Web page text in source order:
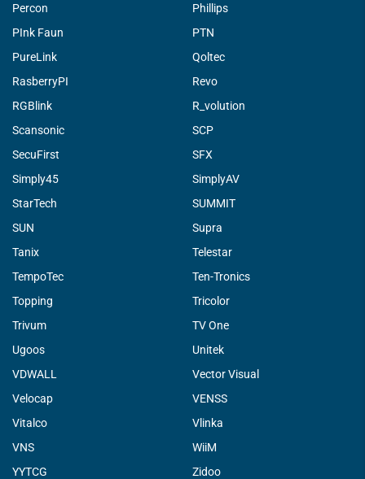
Percon
Phillips
PInk Faun
PTN
PureLink
Qoltec
RasberryPI
Revo
RGBlink
R_volution
Scansonic
SCP
SecuFirst
SFX
Simply45
SimplyAV
StarTech
SUMMIT
SUN
Supra
Tanix
Telestar
TempoTec
Ten-Tronics
Topping
Tricolor
Trivum
TV One
Ugoos
Unitek
VDWALL
Vector Visual
Velocap
VENSS
Vitalco
Vlinka
VNS
WiiM
YYTCG
Zidoo